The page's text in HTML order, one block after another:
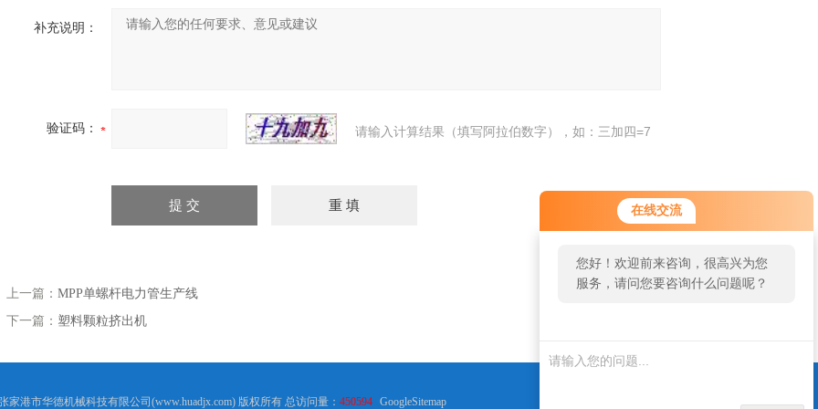
在线交流
您好！欢迎前来咨询，很高兴为您
服务，请问您要咨询什么问题呢？
补充说明：
验证码： 请输入计算结果（填写阿拉伯数字），如：三加四=7
上一篇： MPP单螺杆电力管生产线
下一篇： 塑料颗粒挤出机
家港市华德机械科技有限公司(www.huadjx.com) 版权所有 总访问量： 450594 GoogleSitemap